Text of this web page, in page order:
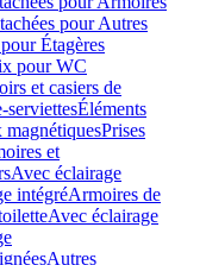
pour Autres
Étagères
pour WC
et casiers de
serviettesÉléments
magnétiquesPrises
et
Avec éclairage
intégréArmoires de
Avec éclairage
Autres